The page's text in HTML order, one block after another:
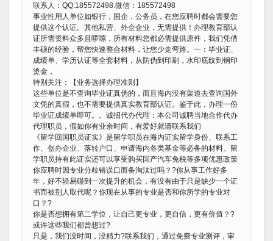
联系人：QQ:185572498.微信：185572498
事业性用人单位如银行，国企，公务员，在您应聘时都会需要您
提供这个认证。其他私营、外企企业，无需提供！办理教育部认
证所需资料众多且啰嗦，所有材料您都必需提供原件，我们凭借
丰硕的经验，帮您快速整合材料，让您少走弯路。一：毕业证、
成绩单、学历认证等全套材料，从防伪到印刷，水印底纹到钢印
烫金，
特别关注：【业务选择办理准则】
这些单位是不查询毕业证真伪的，而且海内没有渠道去查询国外
文凭的真假，也不需要提供真实教育部认证。鉴于此，办理一份
毕业证成绩单即可。。诚招代办代理：本公司诚聘当地合作代办
代理职员，假如你有业余时间，有爱好就请联系我们
《留学回国职员证实》是留学职员在海内证实留学身份、联系工
作、创办企业、落转户口、申请海内各类基金等必备的材料。留
学职员持有此证实还可以享受购买国产汽车免税等多项优惠政策
你应聘时因专业分歧错误口而备淘汰过吗？?你从事工作好多
年，好不轻易碰到一次提升的机会，有没有由于只是缺少一个证
书而被别人取代呢？你现在从事的专业是否和你所学的专业对
口？?
你是否想拥有第二学位，让自己更专业，更自信，更有价值？?
或许这些我们都曾想过?
只是，我们没时间，没精力?联系我们，通过免费专业测评，审